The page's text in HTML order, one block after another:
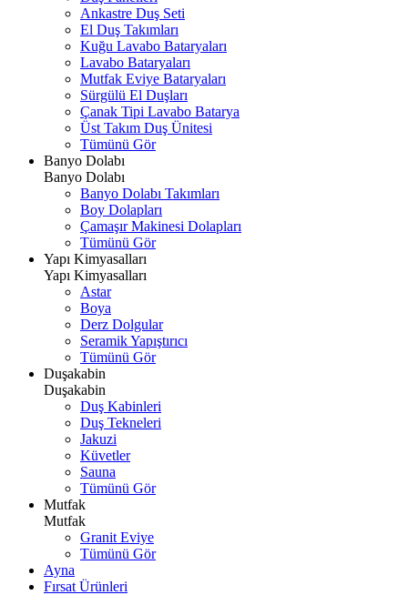
Ankastre Duş Seti
El Duş Takımları
Kuğu Lavabo Bataryaları
Lavabo Bataryaları
Mutfak Eviye Bataryaları
Sürgülü El Duşları
Çanak Tipi Lavabo Batarya
Üst Takım Duş Ünitesi
Tümünü Gör
Banyo Dolabı
Banyo Dolabı
Banyo Dolabı Takımları
Boy Dolapları
Çamaşır Makinesi Dolapları
Tümünü Gör
Yapı Kimyasalları
Yapı Kimyasalları
Astar
Boya
Derz Dolgular
Seramik Yapıştırıcı
Tümünü Gör
Duşakabin
Duşakabin
Duş Kabinleri
Duş Tekneleri
Jakuzi
Küvetler
Sauna
Tümünü Gör
Mutfak
Mutfak
Granit Eviye
Tümünü Gör
Ayna
Fırsat Ürünleri